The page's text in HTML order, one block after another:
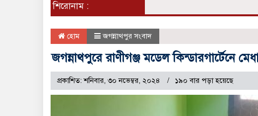
শিরোনাম :
হোম জগন্নাথপুর সংবাদ
জগন্নাথপুরে রাণীগঞ্জ মডেল কিন্ডারগার্টেনে
প্রকাশিত: শনিবার, ৩০ নভেম্বর, ২০২৪ ১৯০ বার পড়া হয়েছে